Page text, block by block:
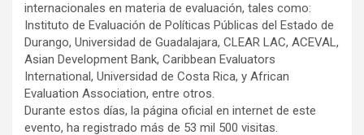
internacionales en materia de evaluación, tales como:
Instituto de Evaluación de Políticas Públicas del Estado de
Durango, Universidad de Guadalajara, CLEAR LAC, ACEVAL,
Asian Development Bank, Caribbean Evaluators
International, Universidad de Costa Rica, y African
Evaluation Association, entre otros.
Durante estos días, la página oficial en internet de este
evento, ha registrado más de 53 mil 500 visitas.